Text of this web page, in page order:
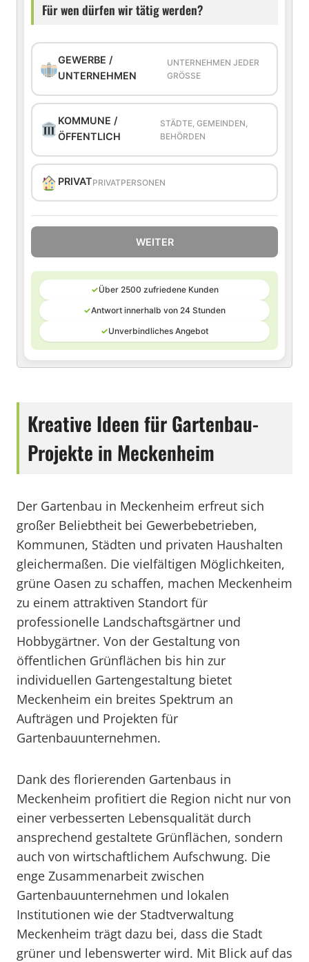
Für wen dürfen wir tätig werden?
GEWERBE /
UNTERNEHMEN
UNTERNEHMEN JEDER
GRÖSSE
KOMMUNE /
ÖFFENTLICH
STÄDTE, GEMEINDEN,
BEHÖRDEN
PRIVATPRIVATPERSONEN
WEITER
✓Über 2500 zufriedene Kunden
✓Antwort innerhalb von 24 Stunden
✓Unverbindliches Angebot
Kreative Ideen für Gartenbau-
Projekte in Meckenheim
Der Gartenbau in Meckenheim erfreut sich
großer Beliebtheit bei Gewerbebetrieben,
Kommunen, Städten und privaten Haushalten
gleichermaßen. Die vielfältigen Möglichkeiten,
grüne Oasen zu schaffen, machen Meckenheim
zu einem attraktiven Standort für
professionelle Landschaftsgärtner und
Hobbygärtner. Von der Gestaltung von
öffentlichen Grünflächen bis hin zur
individuellen Gartengestaltung bietet
Meckenheim ein breites Spektrum an
Aufträgen und Projekten für
Gartenbauunternehmen.
Dank des florierenden Gartenbaus in
Meckenheim profitiert die Region nicht nur von
einer verbesserten Lebensqualität durch
ansprechend gestaltete Grünflächen, sondern
auch von wirtschaftlichem Aufschwung. Die
enge Zusammenarbeit zwischen
Gartenbauunternehmen und lokalen
Institutionen wie der Stadtverwaltung
Meckenheim trägt dazu bei, dass die Stadt
grüner und lebenswerter wird. Mit Blick auf das